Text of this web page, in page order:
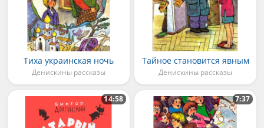
Тиха украинская ночь
Денискины рассказы
Тайное становится явным
Денискины рассказы
14:58 7:37